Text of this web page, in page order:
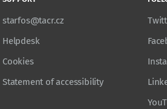
starfos@tacr.cz
Helpdesk
Cookies
Statement of accessibility